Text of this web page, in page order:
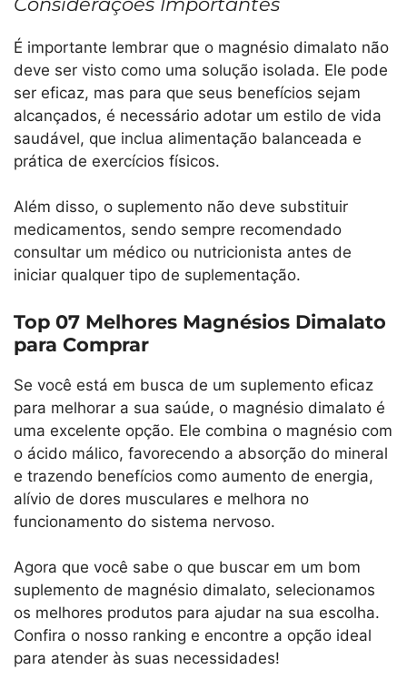
É importante lembrar que o magnésio dimalato não
deve ser visto como uma solução isolada. Ele pode
ser eficaz, mas para que seus benefícios sejam
alcançados, é necessário adotar um estilo de vida
saudável, que inclua alimentação balanceada e
prática de exercícios físicos.
Além disso, o suplemento não deve substituir
medicamentos, sendo sempre recomendado
consultar um médico ou nutricionista antes de
iniciar qualquer tipo de suplementação.
Top 07 Melhores Magnésios Dimalato
para Comprar
Se você está em busca de um suplemento eficaz
para melhorar a sua saúde, o magnésio dimalato é
uma excelente opção. Ele combina o magnésio com
o ácido málico, favorecendo a absorção do mineral
e trazendo benefícios como aumento de energia,
alívio de dores musculares e melhora no
funcionamento do sistema nervoso.
Agora que você sabe o que buscar em um bom
suplemento de magnésio dimalato, selecionamos
os melhores produtos para ajudar na sua escolha.
Confira o nosso ranking e encontre a opção ideal
para atender às suas necessidades!